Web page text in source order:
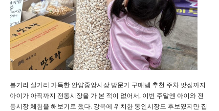
볼거리 살거리 가득한 안양중앙시장 방문기 구매템 추천 주차 맛집까지
아이가 아직까지 전통시장을 가 본 적이 없어서, 이번 주말엔 아이와 전
통시장 체험을 해보기로 했다. 강북에 위치한 통인시장도 후보였지만 집